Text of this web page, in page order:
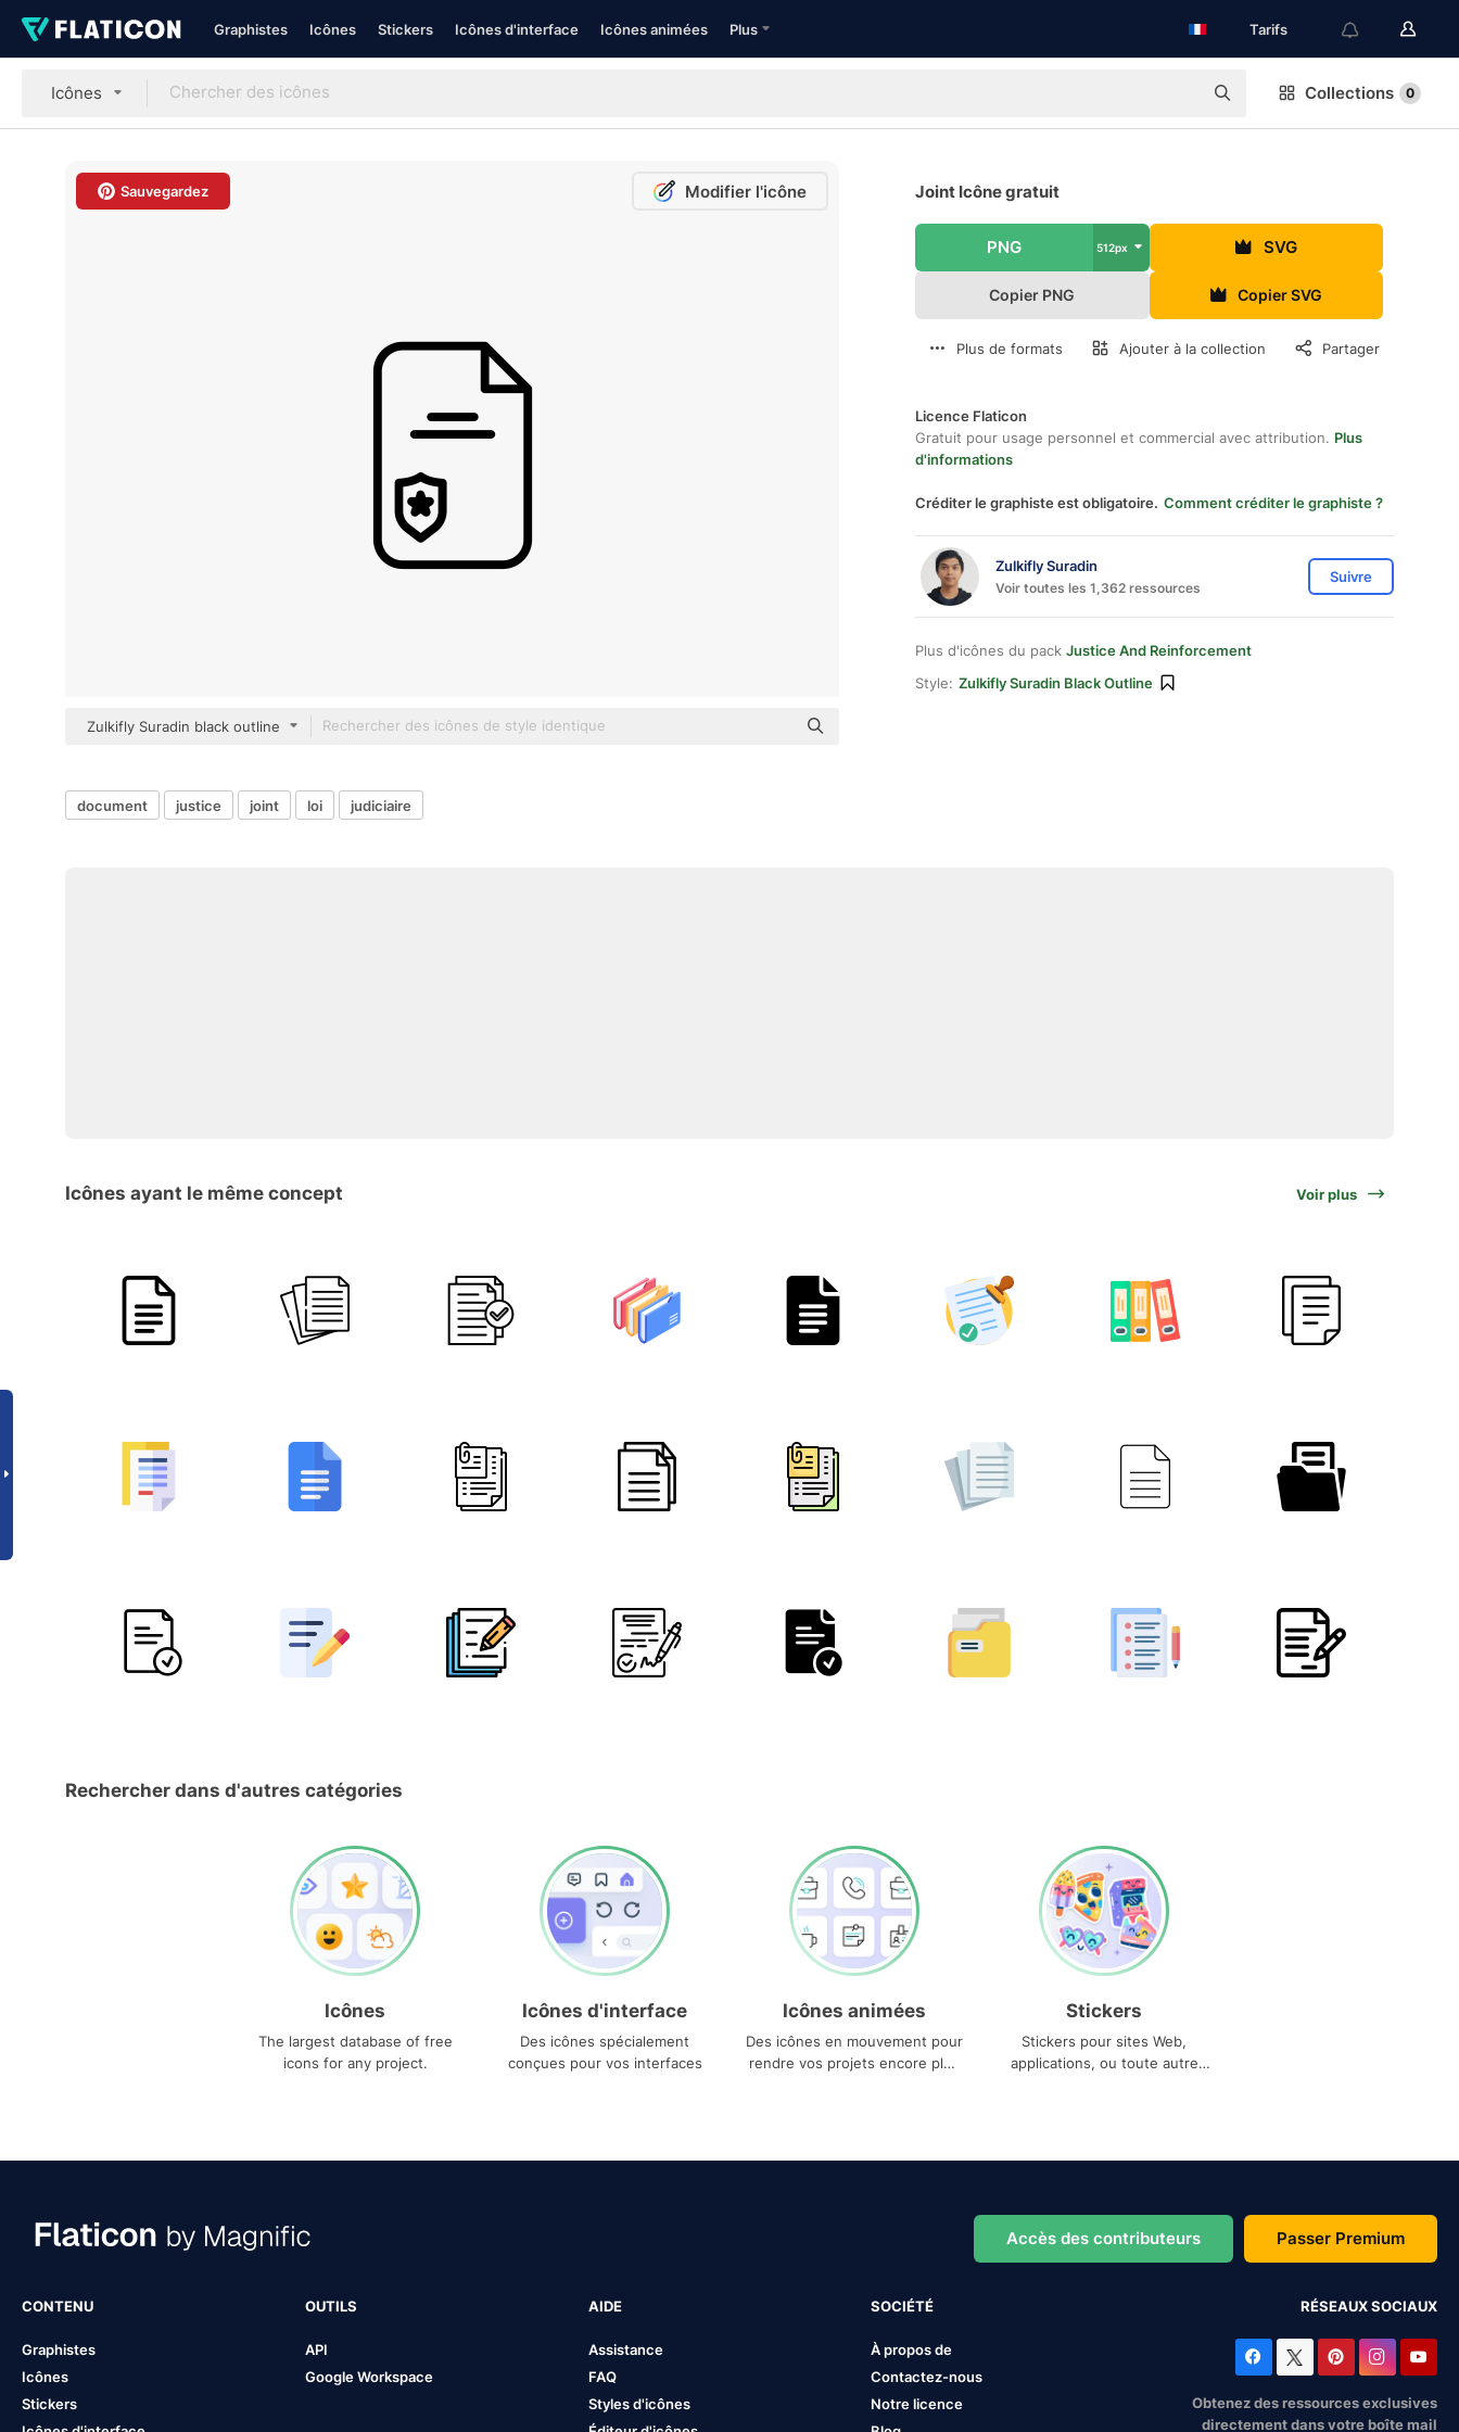
Graphistes Icônes Stickers Icônes d'interface Icônes animées Plus Tarifs
Icônes Collections 0
Sauvegardez Modifier l'icône
Zulkifly Suradin black outline
Joint Icône gratuit
PNG 512px SVG
Copier PNG Copier SVG
Plus de formats Ajouter à la collection Partager
Licence Flaticon
Gratuit pour usage personnel et commercial avec attribution. Plus
d'informations
Créditer le graphiste est obligatoire. Comment créditer le graphiste ?
Zulkifly Suradin
Voir toutes les 1,362 ressources
Suivre
Plus d'icônes du pack Justice And Reinforcement
Style: Zulkifly Suradin Black Outline
document justice joint loi judiciaire
Icônes ayant le même concept Voir plus
Rechercher dans d'autres catégories
Icônes
The largest database of free
icons for any project.
Icônes d'interface
Des icônes spécialement
conçues pour vos interfaces
Icônes animées
Des icônes en mouvement pour
rendre vos projets encore plus
Stickers
Stickers pour sites Web,
applications, ou toute autre
Accès des contributeurs Passer Premium
CONTENU
Graphistes
Icônes
Stickers
OUTILS
API
Google Workspace
AIDE
Assistance
FAQ
Styles d'icônes
SOCIÉTÉ
À propos de
Contactez-nous
Notre licence
RÉSEAUX SOCIAUX
Obtenez des ressources exclusives
directement dans votre boîte mail